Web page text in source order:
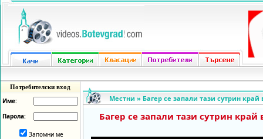
Потребителски вход
Име:
Парола:
Запомни ме
Местни » Багер се запали тази сутрин
Багер се запали тази сутрин